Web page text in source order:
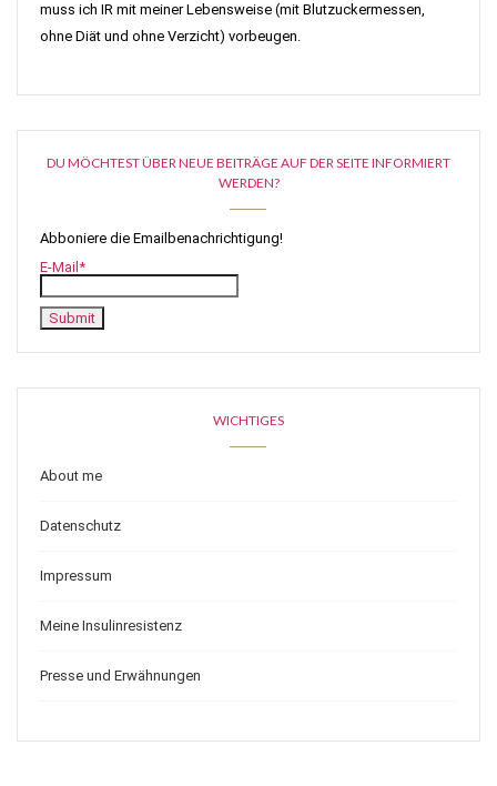
muss ich IR mit meiner Lebensweise (mit Blutzuckermessen,
ohne Diät und ohne Verzicht) vorbeugen.
DU MÖCHTEST ÜBER NEUE BEITRÄGE AUF DER SEITE INFORMIERT
WERDEN?
Abboniere die Emailbenachrichtigung!
E-Mail*
WICHTIGES
About me
Datenschutz
Impressum
Meine Insulinresistenz
Presse und Erwähnungen